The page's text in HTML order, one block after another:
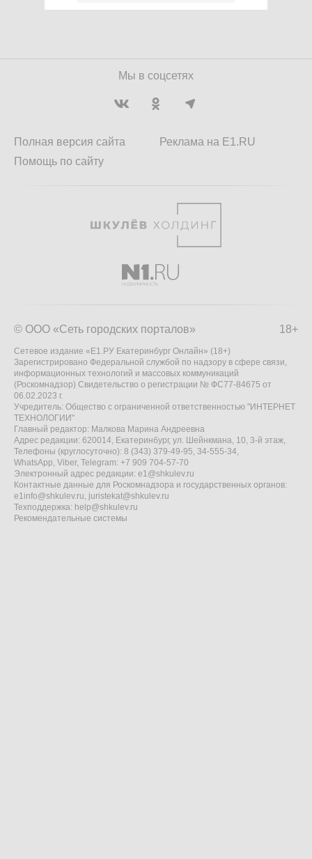
Мы в соцсетях
Полная версия сайта
Помощь по сайту
Реклама на E1.RU
18+
© ООО «Сеть городских порталов»
Сетевое издание «Е1.РУ Екатеринбург Онлайн» (18+)
Зарегистрировано Федеральной службой по надзору в сфере связи,
информационных технологий и массовых коммуникаций
(Роскомнадзор) Свидетельство о регистрации № ФС77-84675 от
06.02.2023 г.
Учредитель: Общество с ограниченной ответственностью "ИНТЕРНЕТ
ТЕХНОЛОГИИ"
Главный редактор: Малкова Марина Андреевна
Адрес редакции: 620014, Екатеринбург, ул. Шейнкмана, 10, 3-й этаж,
Телефоны (круглосуточно): 8 (343) 379-49-95, 34-555-34,
WhatsApp, Viber, Telegram: +7 909 704-57-70
Электронный адрес редакции: e1@shkulev.ru
Контактные данные для Роскомнадзора и государственных органов:
e1info@shkulev.ru, juristekat@shkulev.ru
Техподдержка: help@shkulev.ru
Рекомендательные системы